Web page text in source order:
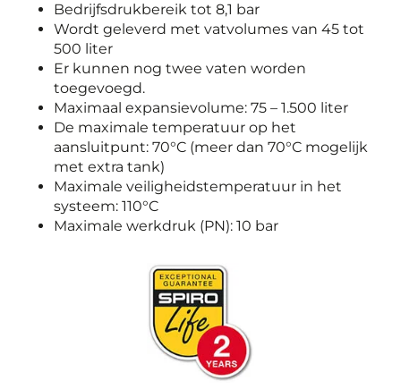
Bedrijfsdrukbereik tot 8,1 bar
Wordt geleverd met vatvolumes van 45 tot
500 liter
Er kunnen nog twee vaten worden
toegevoegd.
Maximaal expansievolume: 75 – 1.500 liter
De maximale temperatuur op het
aansluitpunt: 70°C (meer dan 70°C mogelijk
met extra tank)
Maximale veiligheidstemperatuur in het
systeem: 110°C
Maximale werkdruk (PN): 10 bar